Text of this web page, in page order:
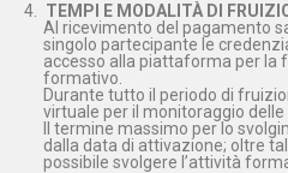
TEMPI E MODALITÀ DI
Al ricevimento del pagamento
singolo partecipante le
accesso alla piattaforma per la
formativo.
Durante tutto il periodo di
virtuale per il monitoraggio delle
Il termine massimo per lo
dalla data di attivazione; oltre
possibile svolgere l’attività